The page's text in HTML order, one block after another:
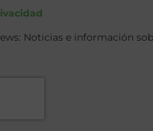
Noticias e información